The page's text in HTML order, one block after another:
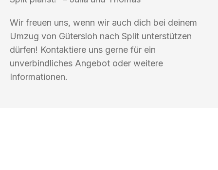
Wir freuen uns, wenn wir auch dich bei deinem
Umzug von Gütersloh nach Split unterstützen
dürfen! Kontaktiere uns gerne für ein
unverbindliches Angebot oder weitere
Informationen.